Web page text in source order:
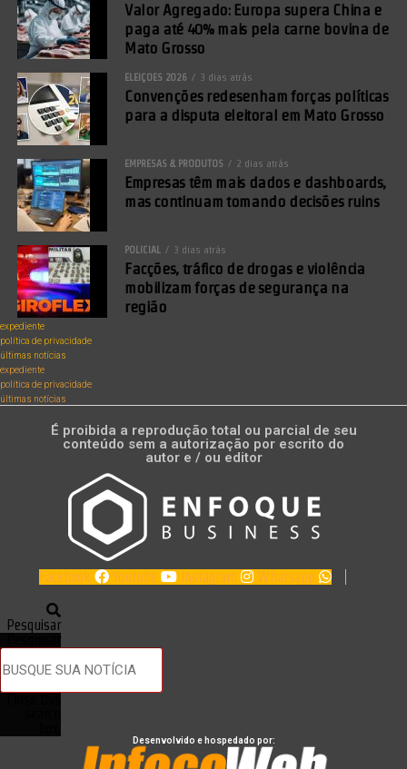
Valor Agregado: Europa supera China e
paga até 40% mais pela carne bovina de
Mato Grosso
ELEIÇÕES 2026 3 dias atrás
Convenções redesenham forças políticas
para a disputa eleitoral em Mato Grosso
EMPRESAS & PRODUTOS 2 dias atrás
Empresas têm mais dados e dashboards,
mas continuam tomando decisões ruins
POLICIAL 3 dias atrás
Facções, tráfico de drogas e violência
mobilizam forças de segurança na
região
expediente
política de privacidade
últimas notícias
expediente
política de privacidade
últimas notícias
É proibida a reprodução total ou parcial de seu
conteúdo sem a autorização por escrito do
autor e / ou editor
Facebook Youtube Instagram Whatsapp
Pesquisar
Pesquisar
Desenvolvido e hospedado por: